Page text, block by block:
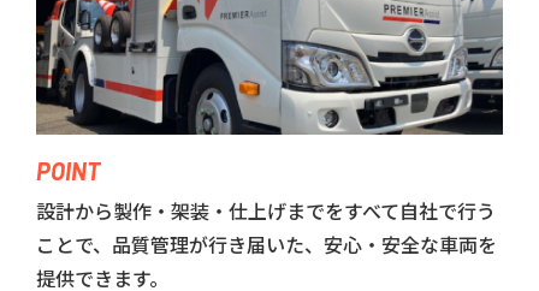
POINT
設計から製作・架装・仕上げまでをすべて自社で行う
ことで、品質管理が行き届いた、安心・安全な車両を
提供できます。